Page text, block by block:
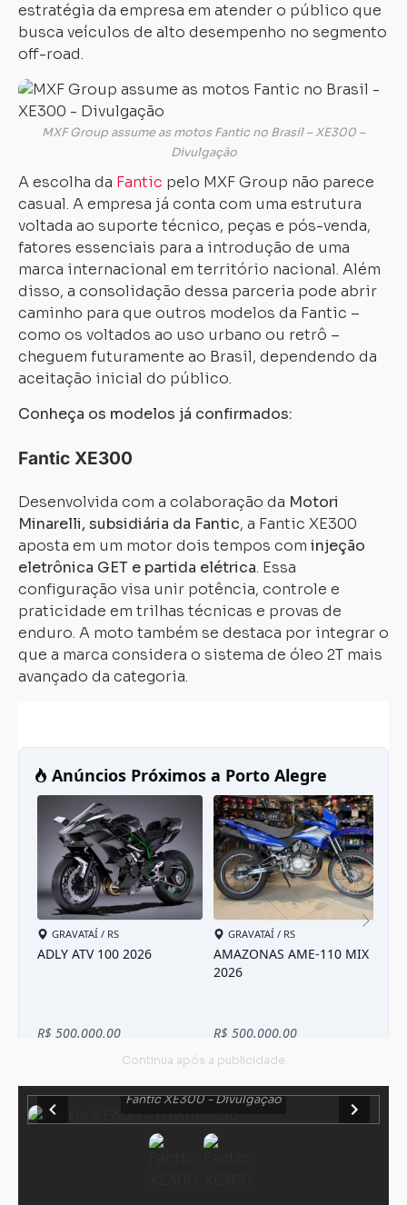
estratégia da empresa em atender o público que
busca veículos de alto desempenho no segmento
off-road.
MXF Group assume as motos Fantic no Brasil – XE300 –
Divulgação
A escolha da Fantic pelo MXF Group não parece
casual. A empresa já conta com uma estrutura
voltada ao suporte técnico, peças e pós-venda,
fatores essenciais para a introdução de uma
marca internacional em território nacional. Além
disso, a consolidação dessa parceria pode abrir
caminho para que outros modelos da Fantic –
como os voltados ao uso urbano ou retrô –
cheguem futuramente ao Brasil, dependendo da
aceitação inicial do público.
Conheça os modelos já confirmados:
Fantic XE300
Desenvolvida com a colaboração da Motori
Minarelli, subsidiária da Fantic, a Fantic XE300
aposta em um motor dois tempos com injeção
eletrônica GET e partida elétrica. Essa
configuração visa unir potência, controle e
praticidade em trilhas técnicas e provas de
enduro. A moto também se destaca por integrar o
que a marca considera o sistema de óleo 2T mais
avançado da categoria.
Fantic XE300 - Divulgação